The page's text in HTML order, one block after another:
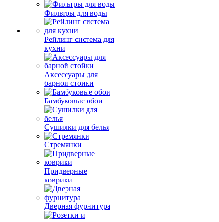
Фильтры для воды
Рейлинг система для
кухни
Аксессуары для
барной стойки
Бамбуковые обои
Сушилки для белья
Стремянки
Придверные
коврики
Дверная фурнитура